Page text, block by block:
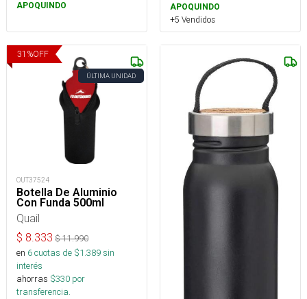
APOQUINDO
APOQUINDO
+5 Vendidos
31 %OFF
ÚLTIMA UNIDAD
OUT37524
Botella De Aluminio
Con Funda 500ml
Quail
$ 8.333 $11.990
en 6cuotas de $1.389sin
interés
ahorras $330 por
transferencia.